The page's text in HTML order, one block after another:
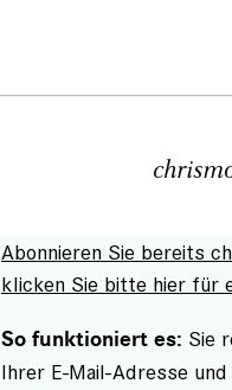
Abonnieren Sie bereits
klicken Sie bitte hier für
So funktioniert es: Sie
Ihrer E-Mail-Adresse